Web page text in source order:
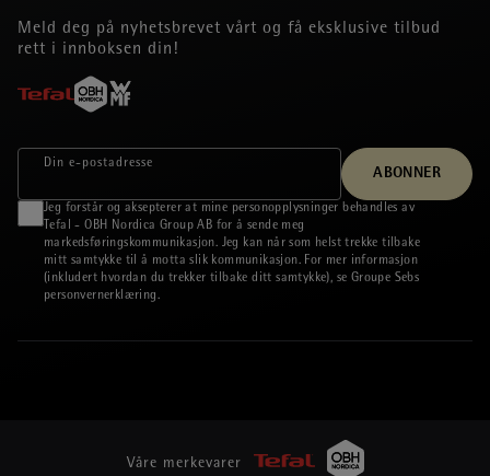
Meld deg på nyhetsbrevet vårt og få eksklusive tilbud
rett i innboksen din!
Din e‑postadresse
ABONNER
Jeg forstår og aksepterer at mine personopplysninger behandles av
Tefal - OBH Nordica Group AB for å sende meg
markedsføringskommunikasjon. Jeg kan når som helst trekke tilbake
mitt samtykke til å motta slik kommunikasjon. For mer informasjon
(inkludert hvordan du trekker tilbake ditt samtykke), se Groupe Sebs
personvernerklæring.
Våre merkevarer